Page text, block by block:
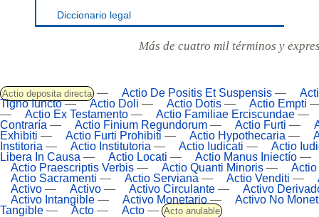
Diccionario legal
Más de cuatro mil términos y
Actio deposita directa — Actio De Positis Et Suspensis —
Tigno Iuncto— Actio Doli — Actio Dotis — Actio Empti
—
Actio Ex Testamento — Actio Familiae Erciscundae —
Contraría — Actio Finium Regundorum — Actio Furti —
Exhibiti — Actio Furti Prohibiti — Actio Hypothecaria —
Institoria — Actio Institutoria — Actio Iudicati —
Actio
Libera In Causa — Actio Locati — Actio Manus Iniectío —
Actio Praescriptis Verbis — Actio Quanti Minoris —
Actio Sacramenti — Actio Serviana — Actio Venditi —
Activo — Activo — Activo Circulante —
Activo
Activo Intangible — Activo Monetario —
Activo No
Tangible — Acto — Acto — Acto anulable